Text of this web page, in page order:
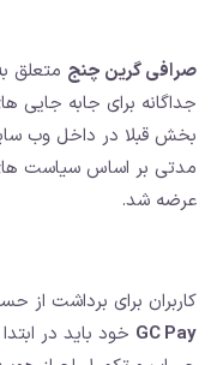
صرافی گرین چنج متعلق
جداگانه برای جابه جایی
بخش قبلا در داخل وب
مدتی بر اساس سیاست
عرضه شد.
کاربران برای برداشت از
GC Pay خود باید در